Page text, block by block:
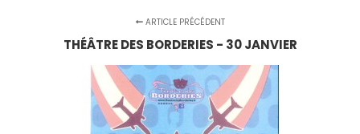
ARTICLE PRÉCÉDENT
THÉÂTRE DES BORDERIES - 30 JANVIER